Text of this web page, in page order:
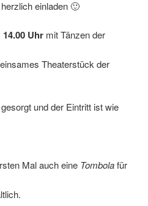
einladen 🙂
14.00 Uhr mit Tänzen der
Theaterstück der
und der Eintritt ist wie
Mal auch eine Tombolafür